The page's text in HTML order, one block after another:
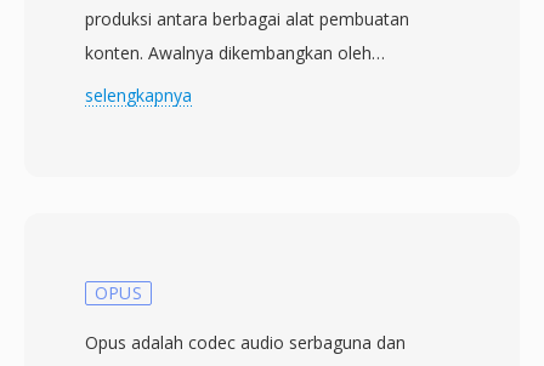
produksi antara berbagai alat pembuatan
konten. Awalnya dikembangkan oleh
konsorsium yang meliputi Microsoft, Avid
menyimpan data esensi audio dan video, tetapi
transisi, dan struktur timeline. Hal ini
selengkapnya
OPUS
Opus adalah codec audio serbaguna dan